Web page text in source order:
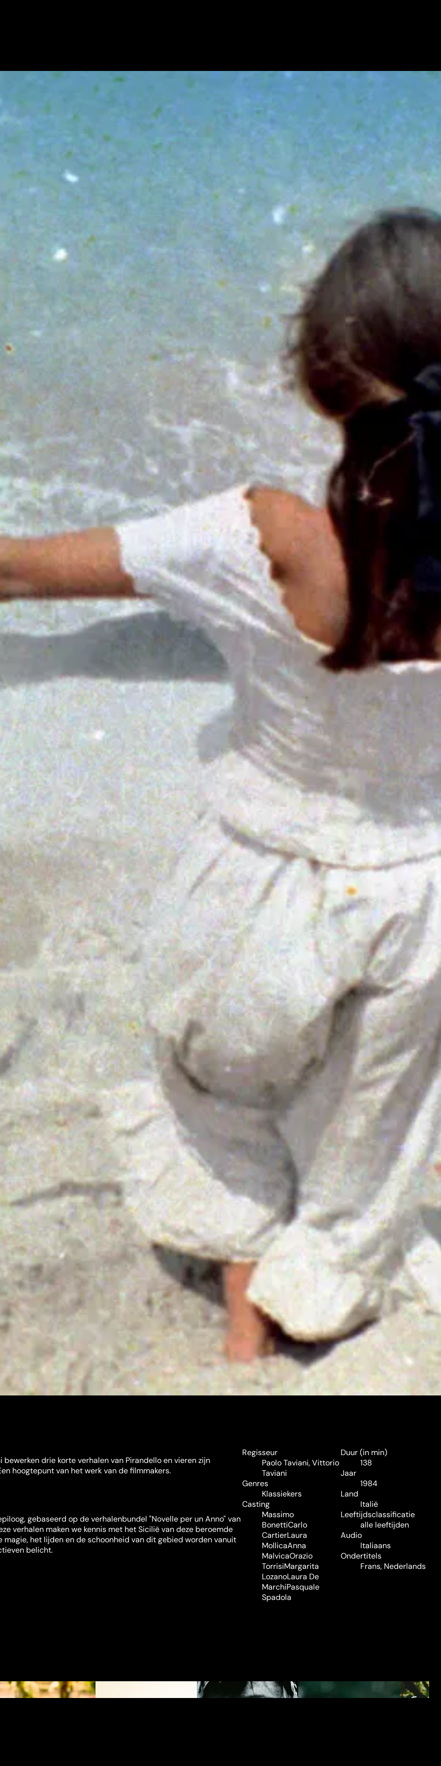
bewerken drie korte verhalen van Pirandello en vieren zijn
hoogtepunt van het werk van de filmmakers.
gebaseerd op de verhalenbundel "Novelle per un Anno" van
verhalen maken we kennis met het Sicilië van deze beroemde
magie, het lijden en de schoonheid van dit gebied worden vanuit
belicht.
Regisseur
Paolo Taviani,Vittorio
Taviani
Genres
Klassiekers
Casting
Massimo
BonettiCarlo
CartierLaura
MollicaAnna
MalvicaOrazio
TorrisiMargarita
LozanoLaura De
MarchiPasquale
Spadola
Duur (in min)
138
Jaar
1984
Land
Italië
Leeftijdsclassificatie
alle leeftijden
Audio
Italiaans
Ondertitels
Frans, Nederlands